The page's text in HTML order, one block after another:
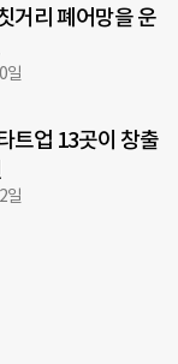
거리 폐어망을 운
일
트업 13곳이 창출
일